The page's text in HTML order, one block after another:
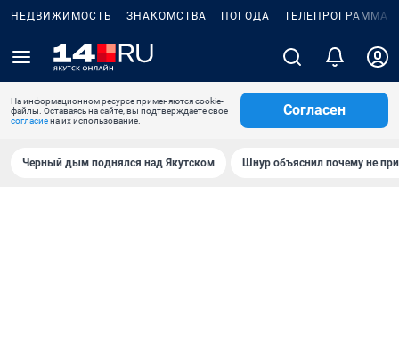
НЕДВИЖИМОСТЬ ЗНАКОМСТВА ПОГОДА ТЕЛЕПРОГРАММА
На информационном ресурсе применяются cookie-
файлы. Оставаясь на сайте, вы подтверждаете свое
согласиена их использование.
Согласен
Черный дым поднялся над Якутском Шнур объяснил почему не